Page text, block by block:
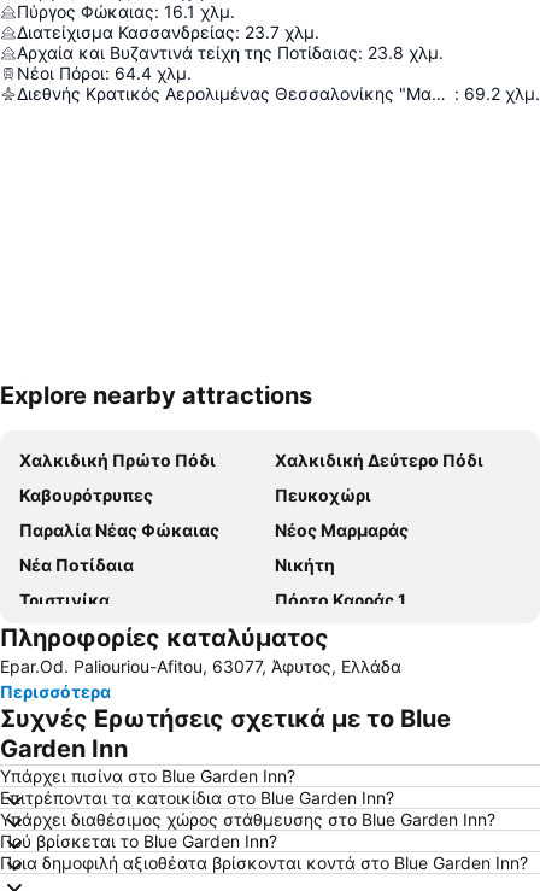
Πύργος Φώκαιας: 16.1 χλμ.
Διατείχισμα Κασσανδρείας: 23.7 χλμ.
Αρχαία και Βυζαντινά τείχη της Ποτίδαιας: 23.8 χλμ.
Νέοι Πόροι: 64.4 χλμ.
Διεθνής Κρατικός Αερολιμένας Θεσσαλονίκης "Μακεδονία" : 69.2 χλμ.
Ανάπτυξη χάρτη
Explore nearby attractions
Χαλκιδική Πρώτο Πόδι
Χαλκιδική Δεύτερο Πόδι
Καβουρότρυπες
Πευκοχώρι
Παραλία Νέας Φώκαιας
Νέος Μαρμαράς
Νέα Ποτίδαια
Νικήτη
Τριστινίκα
Πόρτο Καρράς 1
Πολύχρονο
Καρύδι
Παραλία Καλογριάς
Καλλιθέα
Loutra
'Ορμος Παναγιάς
Λιμάνι Όρμος Παναγίας
Νέα Πλάγια
Σίβηρη
Λιμάνι Πυργαδίκια
Χανιώτης
Τορώνη
Φούρκα
Ποσείδι
Ελαιώνας
Πληροφορίες καταλύματος
Epar.Od. Paliouriou-Afitou, 63077, Άφυτος, Ελλάδα
Περισσότερα
Συχνές Ερωτήσεις σχετικά με το Blue
Garden Inn
Υπάρχει πισίνα στο Blue Garden Inn?
Επιτρέπονται τα κατοικίδια στο Blue Garden Inn?
Υπάρχει διαθέσιμος χώρος στάθμευσης στο Blue Garden Inn?
Πού βρίσκεται το Blue Garden Inn?
Ποια δημοφιλή αξιοθέατα βρίσκονται κοντά στο Blue Garden Inn?